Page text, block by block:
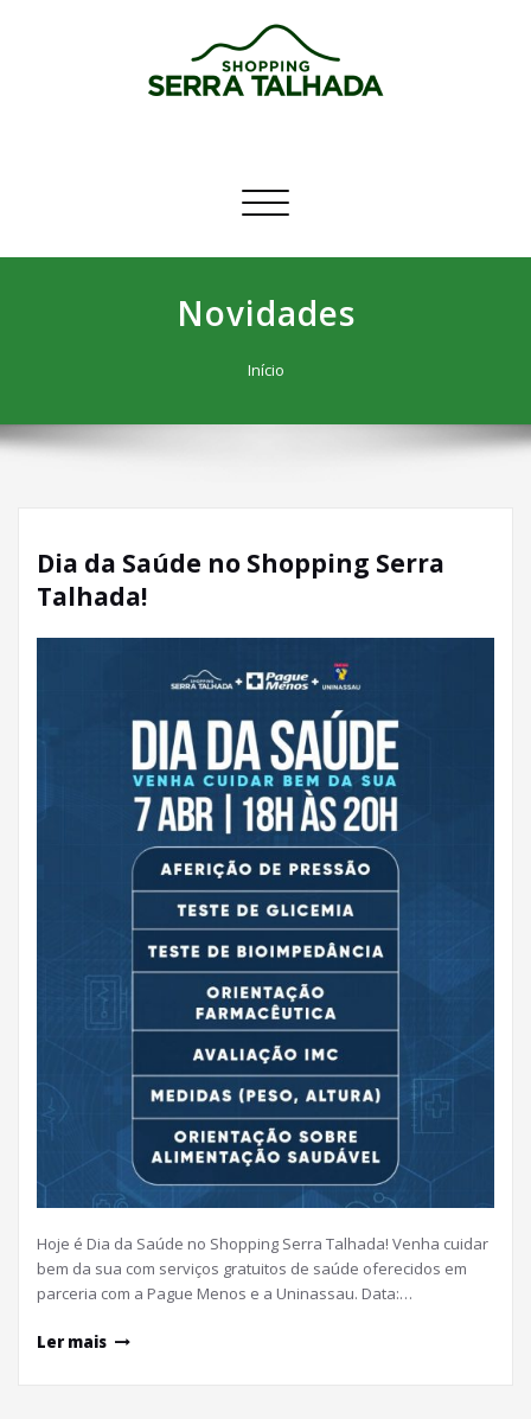
Alternar navegação
Novidades
Início
Dia da Saúde no Shopping Serra
Talhada!
Hoje é Dia da Saúde no Shopping Serra Talhada! Venha cuidar
bem da sua com serviços gratuitos de saúde oferecidos em
parceria com a Pague Menos e a Uninassau. Data:…
Ler mais